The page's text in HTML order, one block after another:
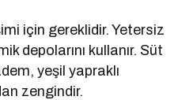
için gereklidir. Yetersiz
depolarını kullanır. Süt
yeşil yapraklı
zengindir.